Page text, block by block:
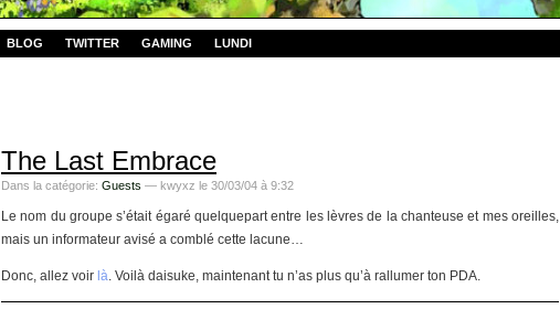
BLOG TWITTER GAMING LUNDI
The Last Embrace
Dans la catégorie: Guests — kwyxz le 30/03/04 à 9:32
Le nom du groupe s’était égaré quelquepart entre les lèvres de la chanteuse et mes oreilles,
mais un informateur avisé a comblé cette lacune…
Donc, allez voir là. Voilà daisuke, maintenant tu n’as plus qu’à rallumer ton PDA.